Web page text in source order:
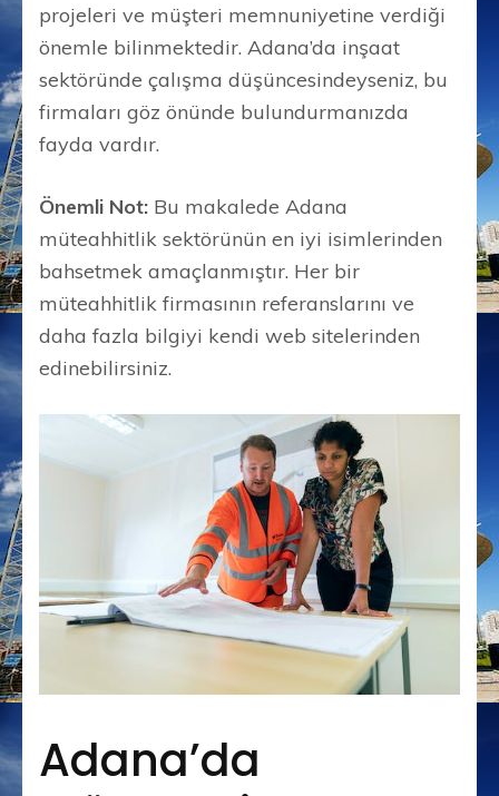
projeleri ve müşteri memnuniyetine verdiği
önemle bilinmektedir. Adana’da inşaat
sektöründe çalışma düşüncesindeyseniz, bu
firmaları göz önünde bulundurmanızda
fayda vardır.
Önemli Not: Bu makalede Adana
müteahhitlik sektörünün en iyi isimlerinden
bahsetmek amaçlanmıştır. Her bir
müteahhitlik firmasının referanslarını ve
daha fazla bilgiyi kendi web sitelerinden
edinebilirsiniz.
Adana’da